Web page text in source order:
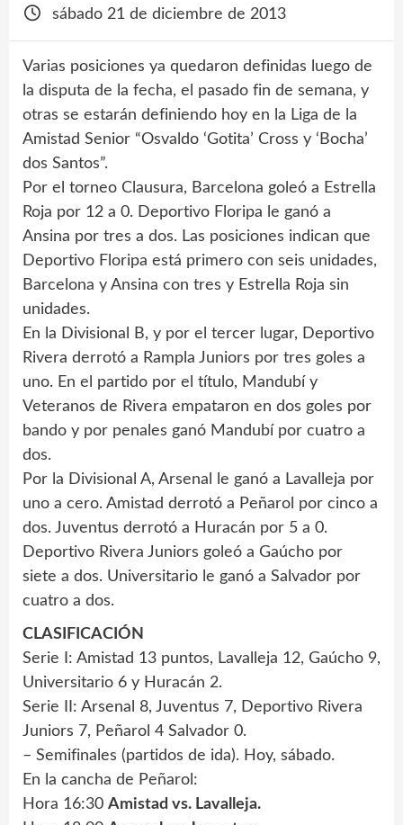
sábado 21 de diciembre de 2013
Varias posiciones ya quedaron definidas luego de
la disputa de la fecha, el pasado fin de semana, y
otras se estarán definiendo hoy en la Liga de la
Amistad Senior “Osvaldo ‘Gotita’ Cross y ‘Bocha’
dos Santos”.
Por el torneo Clausura, Barcelona goleó a Estrella
Roja por 12 a 0. Deportivo Floripa le ganó a
Ansina por tres a dos. Las posiciones indican que
Deportivo Floripa está primero con seis unidades,
Barcelona y Ansina con tres y Estrella Roja sin
unidades.
En la Divisional B, y por el tercer lugar, Deportivo
Rivera derrotó a Rampla Juniors por tres goles a
uno. En el partido por el título, Mandubí y
Veteranos de Rivera empataron en dos goles por
bando y por penales ganó Mandubí por cuatro a
dos.
Por la Divisional A, Arsenal le ganó a Lavalleja por
uno a cero. Amistad derrotó a Peñarol por cinco a
dos. Juventus derrotó a Huracán por 5 a 0.
Deportivo Rivera Juniors goleó a Gaúcho por
siete a dos. Universitario le ganó a Salvador por
cuatro a dos.
CLASIFICACIÓN
Serie I: Amistad 13 puntos, Lavalleja 12, Gaúcho 9,
Universitario 6 y Huracán 2.
Serie II: Arsenal 8, Juventus 7, Deportivo Rivera
Juniors 7, Peñarol 4 Salvador 0.
– Semifinales (partidos de ida). Hoy, sábado.
En la cancha de Peñarol:
Hora 16:30 Amistad vs. Lavalleja.